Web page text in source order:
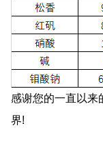
感谢您的一直以来
界!